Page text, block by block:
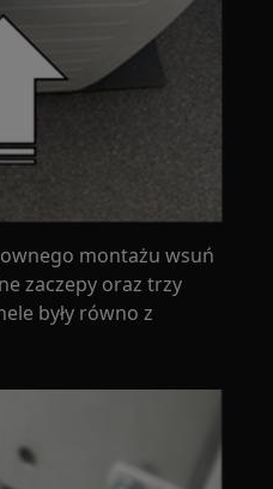
montażu wsuń
zaczepy oraz trzy
były równo z